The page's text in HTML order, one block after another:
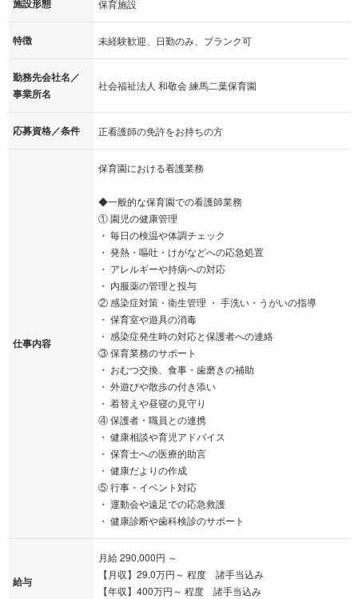
施設形態 保育施設
特徴 未経験歓迎、日勤のみ、ブランク可
勤務先会社名／
事業所名
社会福祉法人 和敬会 練馬二葉保育園
応募資格／条件 正看護師の免許をお持ちの方
仕事内容
保育園における看護業務
◆一般的な保育園での看護師業務
① 園児の健康管理
・ 毎日の検温や体調チェック
・ 発熱・嘔吐・けがなどへの応急処置
・ アレルギーや持病への対応
・ 内服薬の管理と投与
② 感染症対策・衛生管理 ・ 手洗い・うがいの指導
・ 保育室や遊具の消毒
・ 感染症発生時の対応と保護者への連絡
③ 保育業務のサポート
・ おむつ交換、食事・歯磨きの補助
・ 外遊びや散歩の付き添い
・ 着替えや昼寝の見守り
④ 保護者・職員との連携
・ 健康相談や育児アドバイス
・ 保育士への医療的助言
・ 健康だよりの作成
⑤ 行事・イベント対応
・ 運動会や遠足での応急救護
・ 健康診断や歯科検診のサポート
給与
月給 290,000円 ～
【月収】29.0万円～ 程度 諸手当込み
【年収】400万円～ 程度 諸手当込み